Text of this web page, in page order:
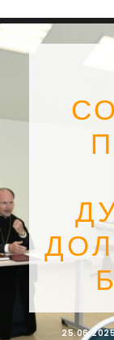
SEARCH